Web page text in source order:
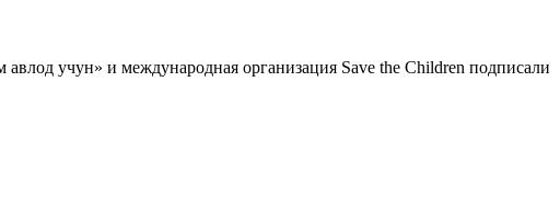
учун» и международная организация Save the Children подписали